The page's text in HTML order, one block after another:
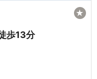
歩13分
★